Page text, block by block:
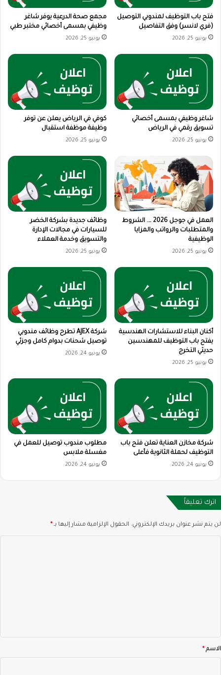
فتح باب التوظيف لمندوبي التوصيل
(فري لانسر) وفق التفاصيل
يونيو 25, 2026
مجمع صحة الدرعية يوفر شاغر
وظيفي بمسمى أخصائي مختبر طبي
يونيو 25, 2026
شاغر وظيفي بمسمى أخصائي
تسويق رقمي في الرياض
يونيو 25, 2026
كوفي في الرياض يعلن عن توفر
وظيفة موظفة استقبال
يونيو 25, 2026
العمل في جوجل 2026 …. الشروط
والمتطلبات والرواتب والمزايا
الوظيفية
يونيو 25, 2026
وظائف جديدة بشركة الخضر
للسيارات في مجالات الإدارة
والتسويق وخدمة العملاء
يونيو 25, 2026
أكنان البناء للاستشارات الهندسية
يفتح باب التوظيف للمهندسين
حديثي التخرج
يونيو 25, 2026
شركة AJEX تطرح وظائف مندوبي
توصيل شحنات بدوام كامل وجزئي
يونيو 24, 2026
شركة مخازن العناية تعلن فتح باب
التوظيف لحملة الثانوية فأعلى
يونيو 24, 2026
مطلوب مندوب توصيل للعمل في
مغسلة ملابس
يونيو 24, 2026
اترك تعليقاً
لن يتم نشر عنوان بريدك الإلكتروني. الحقول الإلزامية مشار إليها بـ*
*الاسم*